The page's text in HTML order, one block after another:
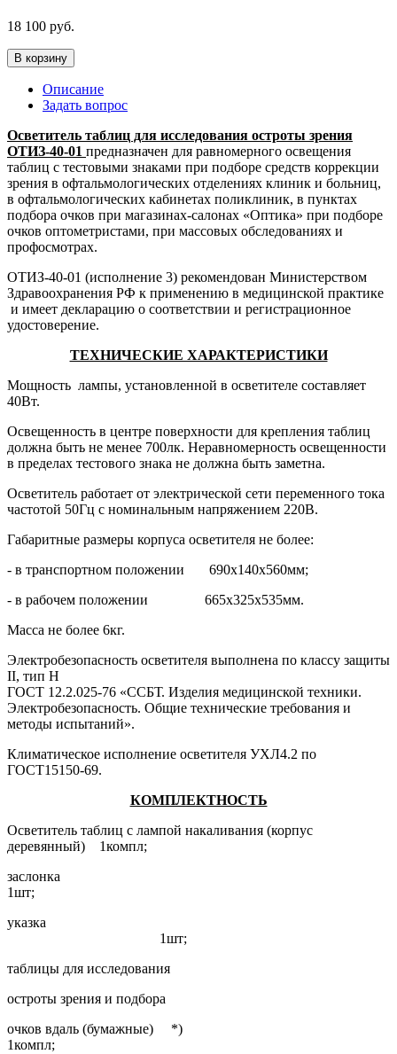
18 100 руб.
В корзину
Описание
Задать вопрос
Осветитель таблиц для исследования остроты зрения
ОТИЗ-40-01 предназначен для равномерного освещения
таблиц с тестовыми знаками при подборе средств коррекции
зрения в офтальмологических отделениях клиник и больниц,
в офтальмологических кабинетах поликлиник, в пунктах
подбора очков при магазинах-салонах «Оптика» при подборе
очков оптометристами, при массовых обследованиях и
профосмотрах.
ОТИЗ-40-01 (исполнение 3) рекомендован Министерством
Здравоохранения РФ к применению в медицинской практике
и имеет декларацию о соответствии и регистрационное
удостоверение.
ТЕХНИЧЕСКИЕ ХАРАКТЕРИСТИКИ
Мощность лампы, установленной в осветителе составляет
40Вт.
Освещенность в центре поверхности для крепления таблиц
должна быть не менее 700лк. Неравномерность освещенности
в пределах тестового знака не должна быть заметна.
Осветитель работает от электрической сети переменного тока
частотой 50Гц с номинальным напряжением 220В.
Габаритные размеры корпуса осветителя не более:
- в транспортном положении 690х140х560мм;
- в рабочем положении 665х325х535мм.
Масса не более 6кг.
Электробезопасность осветителя выполнена по классу защиты
II, тип Н
ГОСТ 12.2.025-76 «ССБТ. Изделия медицинской техники.
Электробезопасность. Общие технические требования и
методы испытаний».
Климатическое исполнение осветителя УХЛ4.2 по
ГОСТ15150-69.
КОМПЛЕКТНОСТЬ
Осветитель таблиц с лампой накаливания (корпус
деревянный) 1компл;
заслонка
1шт;
указка
1шт;
таблицы для исследования
остроты зрения и подбора
очков вдаль (бумажные) *)
1компл;